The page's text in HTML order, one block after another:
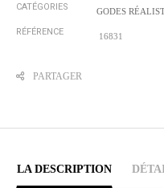
CATÉGORIES GODES
RÉFÉRENCE 16831
PARTAGER
LA DESCRIPTION